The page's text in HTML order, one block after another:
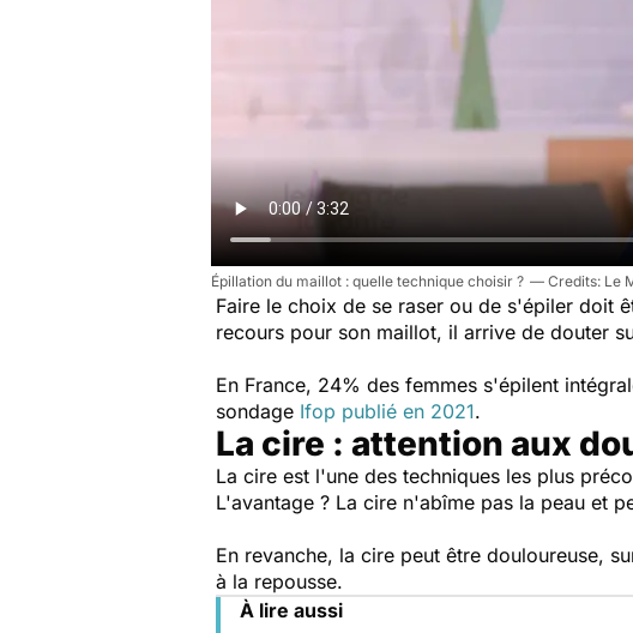
Épillation du maillot : quelle technique choisir ? Le
Faire le choix de se raser ou de s'épiler doit
recours pour son maillot, il arrive de douter
En France, 24% des femmes s'épilent
sondage Ifop publié en 2021.
La cire : attention aux
La cire est l'une des techniques les plus
L'avantage ? La cire n'abîme pas la peau et
En revanche, la cire peut être douloureuse,
à la repousse.
À lire aussi